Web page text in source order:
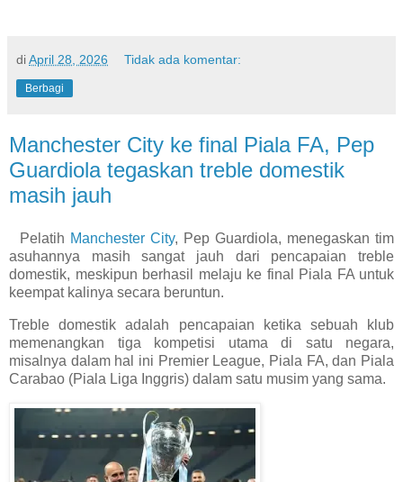
diApril 28, 2026 Tidak ada komentar:
Berbagi
Manchester City ke final Piala FA, Pep
Guardiola tegaskan treble domestik
masih jauh
Pelatih Manchester City, Pep Guardiola, menegaskan tim
asuhannya masih sangat jauh dari pencapaian treble
domestik, meskipun berhasil melaju ke final Piala FA untuk
keempat kalinya secara beruntun.
Treble domestik adalah pencapaian ketika sebuah klub
memenangkan tiga kompetisi utama di satu negara,
misalnya dalam hal ini Premier League, Piala FA, dan Piala
Carabao (Piala Liga Inggris) dalam satu musim yang sama.